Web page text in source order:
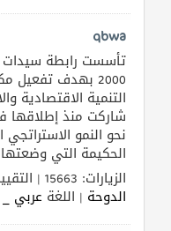
qbwa
تأسست رابطة سيدات
2000 بهدف
التنمية الاقتصادية
شاركت منذ إطلاقها
نحو النمو
الحكيمة التي وضعتها
الزيارات: 15663 | التقييم: 4 | المقيّمين: 1 | المدينة
الدوحة | اللغة عربي _ AR